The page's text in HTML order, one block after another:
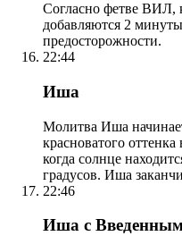
Согласно фетве ВИЛ,
добавляются 2
предосторожности.
22:44
Иша
Молитва Иша
красноватого
когда солнце
градусов. Иша
22:46
Иша с